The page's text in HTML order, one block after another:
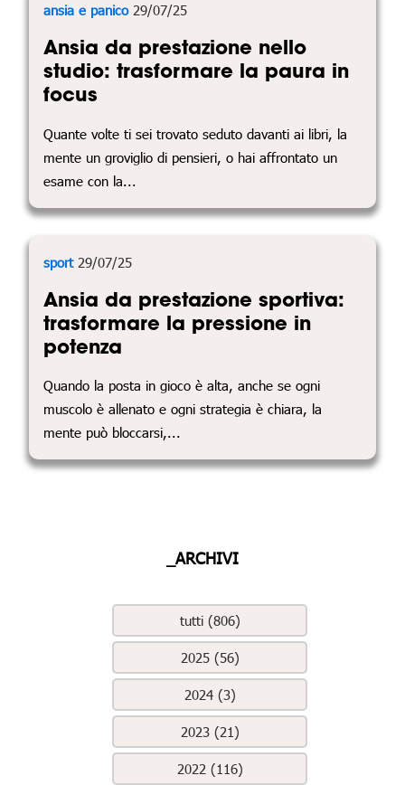
ansia e panico29/07/25
Ansia da prestazione nello
studio: trasformare la paura in
focus
Quante volte ti sei trovato seduto davanti ai libri, la
mente un groviglio di pensieri, o hai affrontato un
esame con la...
sport29/07/25
Ansia da prestazione sportiva:
trasformare la pressione in
potenza
Quando la posta in gioco è alta, anche se ogni
muscolo è allenato e ogni strategia è chiara, la
mente può bloccarsi,...
_ARCHIVI
tutti (806)
2025 (56)
2024 (3)
2023 (21)
2022 (116)